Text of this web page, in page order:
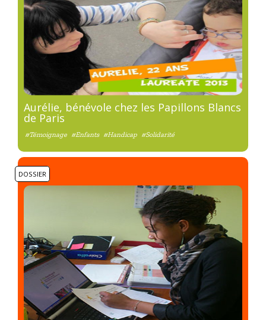
Aurélie, bénévole chez les Papillons Blancs
de Paris
#Témoignage #Enfants #Handicap #Solidarité
DOSSIER